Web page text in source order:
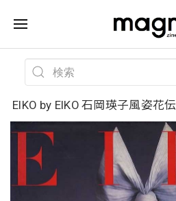
EIKO by EIKO 石岡瑛子風姿花伝